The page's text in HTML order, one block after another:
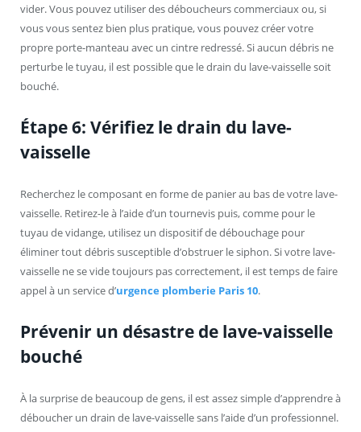
vider. Vous pouvez utiliser des déboucheurs commerciaux ou, si
vous vous sentez bien plus pratique, vous pouvez créer votre
propre porte-manteau avec un cintre redressé. Si aucun débris ne
perturbe le tuyau, il est possible que le drain du lave-vaisselle soit
bouché.
Étape 6: Vérifiez le drain du lave-
vaisselle
Recherchez le composant en forme de panier au bas de votre lave-
vaisselle. Retirez-le à l’aide d’un tournevis puis, comme pour le
tuyau de vidange, utilisez un dispositif de débouchage pour
éliminer tout débris susceptible d’obstruer le siphon. Si votre lave-
vaisselle ne se vide toujours pas correctement, il est temps de faire
appel à un service d’urgence plomberie Paris 10.
Prévenir un désastre de lave-vaisselle
bouché
À la surprise de beaucoup de gens, il est assez simple d’apprendre à
déboucher un drain de lave-vaisselle sans l’aide d’un professionnel.